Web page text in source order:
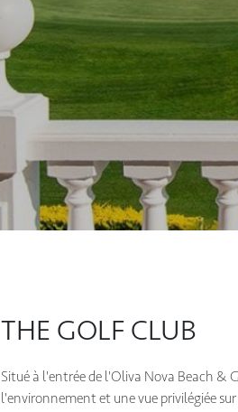
THE GOLF CLUB
Situé à l'entrée de l'Oliva Nova Beach &
l'environnement et une vue privilégiée